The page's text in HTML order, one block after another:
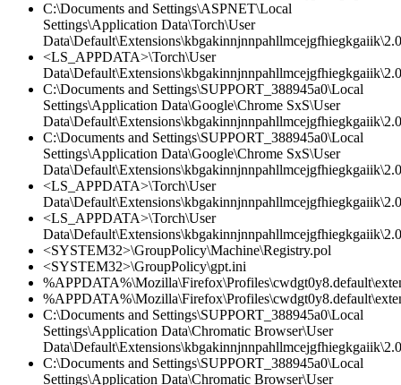
C:\Documents and Settings\ASPNET\Local
Settings\Application Data\Torch\User
<LS_APPDATA>\Torch\User
C:\Documents and Settings\SUPPORT_388945a0\Local
Settings\Application Data\Google\Chrome SxS\User
C:\Documents and Settings\SUPPORT_388945a0\Local
Settings\Application Data\Google\Chrome SxS\User
<LS_APPDATA>\Torch\User
<LS_APPDATA>\Torch\User
<SYSTEM32>\GroupPolicy\Machine\Registry.pol
<SYSTEM32>\GroupPolicy\gpt.ini
C:\Documents and Settings\SUPPORT_388945a0\Local
Settings\Application Data\Chromatic Browser\User
C:\Documents and Settings\SUPPORT_388945a0\Local
Settings\Application Data\Chromatic Browser\User